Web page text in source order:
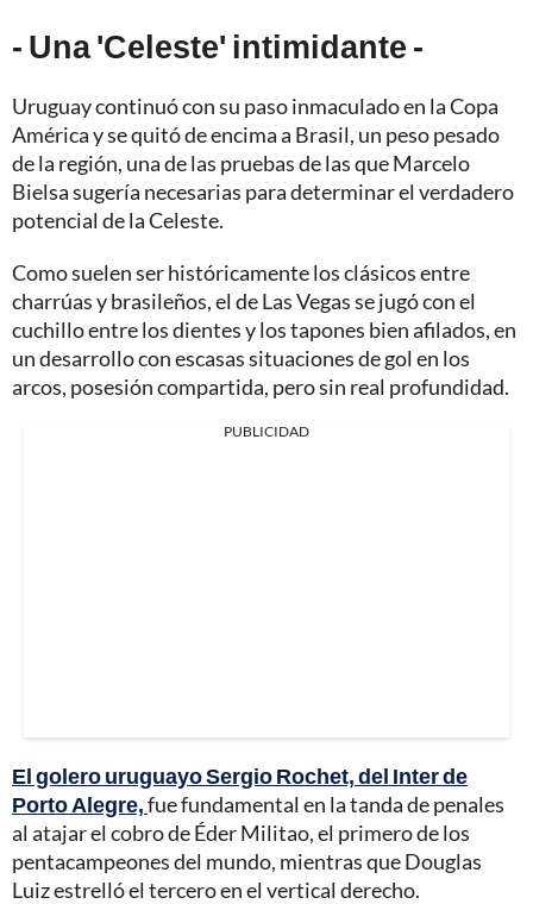
- Una 'Celeste' intimidante -
Uruguay continuó con su paso inmaculado en la Copa
América y se quitó de encima a Brasil, un peso pesado
de la región, una de las pruebas de las que Marcelo
Bielsa sugería necesarias para determinar el verdadero
potencial de la Celeste.
Como suelen ser históricamente los clásicos entre
charrúas y brasileños, el de Las Vegas se jugó con el
cuchillo entre los dientes y los tapones bien afilados, en
un desarrollo con escasas situaciones de gol en los
arcos, posesión compartida, pero sin real profundidad.
PUBLICIDAD
El golero uruguayo Sergio Rochet, del Inter de
Porto Alegre,fue fundamental en la tanda de penales
al atajar el cobro de Éder Militao, el primero de los
pentacampeones del mundo, mientras que Douglas
Luiz estrelló el tercero en el vertical derecho.